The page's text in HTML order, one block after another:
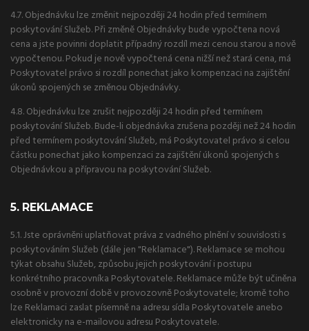
4.7. Objednávku lze změnit nejpozději 24 hodin před termínem
poskytování Služeb. Při změně Objednávky bude vypočtena nová
cena a jste povinni doplatit případný rozdíl mezi cenou starou a nově
vypočtenou. Pokud je nově vypočtená cena nižší než stará cena, má
Poskytovatel právo si rozdíl ponechat jako kompenzaci na zajištění
úkonů spojených se změnou Objednávky.
4.8. Objednávku lze zrušit nejpozději 24 hodin před termínem
poskytování Služeb. Bude-li objednávka zrušena později než 24 hodin
před termínem poskytování Služeb, má Poskytovatel právo si celou
částku ponechat jako kompenzaci za zajištění úkonů spojených s
Objednávkou a přípravou na poskytování Služeb.
5. REKLAMACE
5.1. Jste oprávněni uplatňovat práva z vadného plnění v souvislosti s
poskytováním Služeb (dále jen "Reklamace"). Reklamace se mohou
týkat obsahu Služeb, způsobu jejich poskytování i postupu
konkrétního pracovníka Poskytovatele. Reklamace může být učiněna
osobně v provozní době v provozovně Poskytovatele; kromě toho
lze Reklamaci zaslat písemně na adresu sídla Poskytovatele anebo
elektronicky na e-mailovou adresu Poskytovatele.